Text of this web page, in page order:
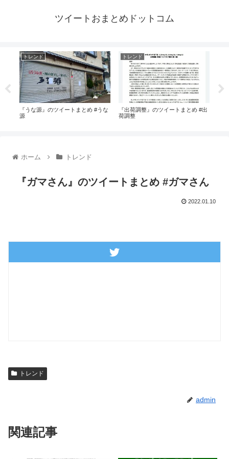
ツイートおまとめドットコム
トレンド
『うな源』のツイートまとめ #うな
源
トレンド
『出荷調整』のツイートまとめ #出
荷調整
ホーム トレンド
『ガマさん』のツイートまとめ #ガマさん
2022.01.10
トレンド
admin
関連記事